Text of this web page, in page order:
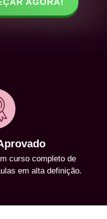
AGORA!
curso completo de
em alta definição.